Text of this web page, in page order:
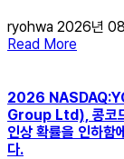
ryohwa 2026년
Read More
2026
Group Ltd), 콩코
인상 확률을 인하함
다.